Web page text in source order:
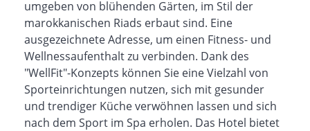
umgeben von blühenden Gärten, im Stil der
marokkanischen Riads erbaut sind. Eine
ausgezeichnete Adresse, um einen Fitness- und
Wellnessaufenthalt zu verbinden. Dank des
"WellFit"-Konzepts können Sie eine Vielzahl von
Sporteinrichtungen nutzen, sich mit gesunder
und trendiger Küche verwöhnen lassen und sich
nach dem Sport im Spa erholen. Das Hotel bietet